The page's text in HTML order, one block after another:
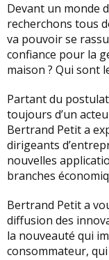
Devant un monde
recherchons tous
va pouvoir se
confiance pour la
maison ? Qui sont
Partant du
toujours d’un
Bertrand Petit a
dirigeants
nouvelles
branches
Bertrand Petit a
diffusion des
la nouveauté qui
consommateur,